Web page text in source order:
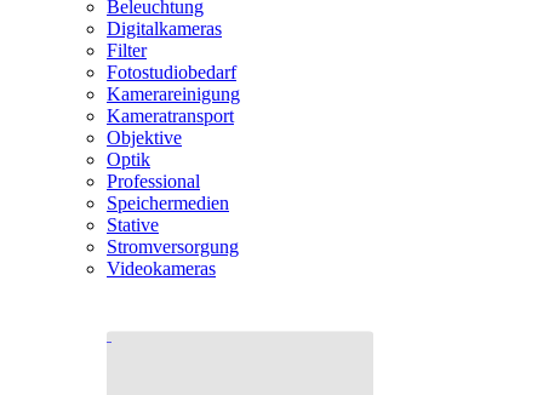
Beleuchtung
Digitalkameras
Filter
Fotostudiobedarf
Kamerareinigung
Kameratransport
Objektive
Optik
Professional
Speichermedien
Stative
Stromversorgung
Videokameras